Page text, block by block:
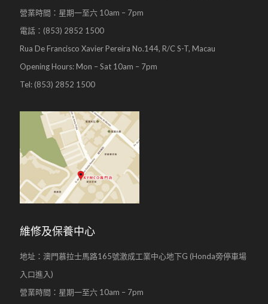
營業時間：星期一至六 10am – 7pm
電話：(853) 2852 1500
Rua De Francisco Xavier Pereira No.144, R/C S-T, Macau
Opening Hours: Mon – Sat 10am – 7pm
Tel: (853) 2852 1500
維修及保養中心
地址：澳門慕拉士馬路165號激成工業中心地下G (Honda旁停車場
入口進入)
營業時間：星期一至六 10am – 7pm